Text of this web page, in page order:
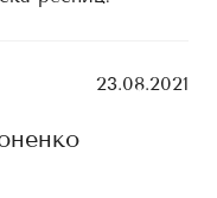
23.08.2021